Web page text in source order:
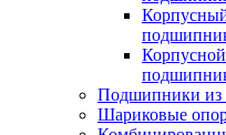
Подшипники из
Шариковые